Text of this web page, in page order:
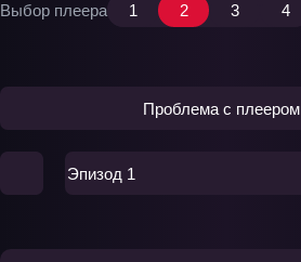
Выбор плеера 1 2 3 4
Проблема с плеером
Эпизод 1